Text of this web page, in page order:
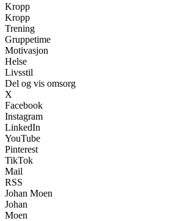
Kropp
Kropp
Trening
Gruppetime
Motivasjon
Helse
Livsstil
Del og vis omsorg
X
Facebook
Instagram
LinkedIn
YouTube
Pinterest
TikTok
Mail
RSS
Johan Moen
Johan
Moen